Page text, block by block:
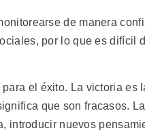
de manera
por lo que es difícil
el éxito. La victoria es
que son fracasos.
introducir nuevos